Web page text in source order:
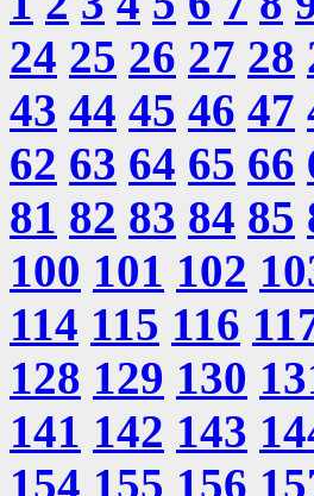
24 25 26 27 28
43 44 45 46 47
62 63 64 65 66
81 82 83 84 85
100 101 102
114 115 116
128 129 130
141 142 143
154 155 156